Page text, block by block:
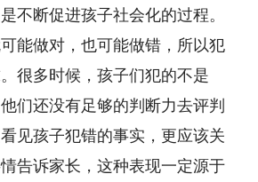
不断促进孩子社会化的过程。
能做对，也可能做错，所以犯
很多时候，孩子们犯的不是
们还没有足够的判断力去评判
见孩子犯错的事实，更应该关
告诉家长，这种表现一定源于